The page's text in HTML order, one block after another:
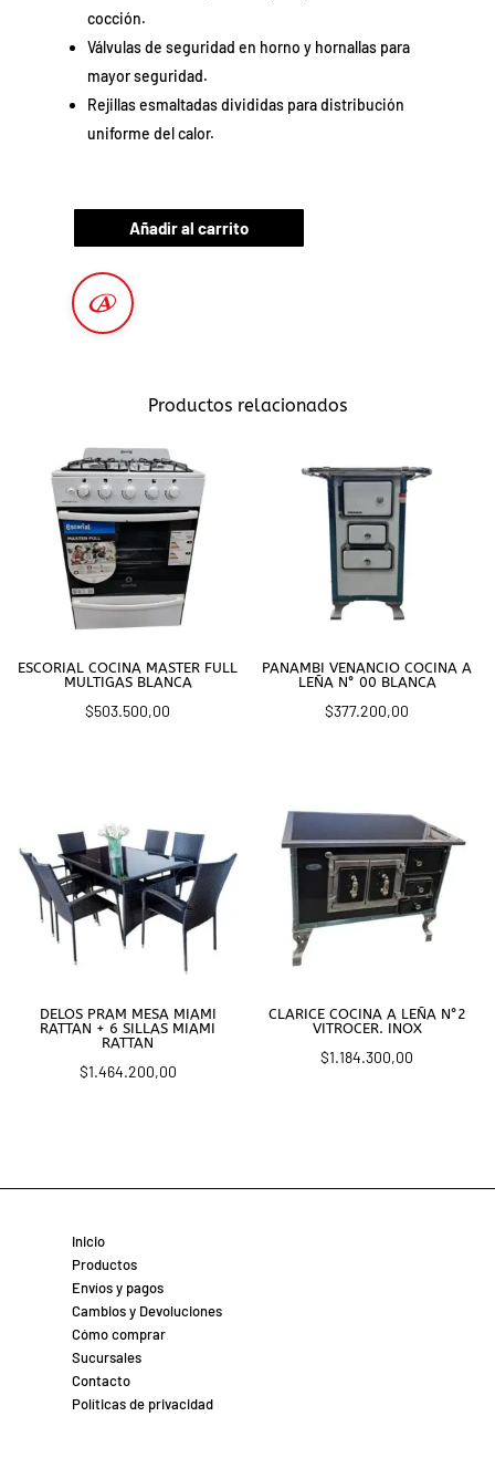
cocción.
Válvulas de seguridad en horno y hornallas para
mayor seguridad.
Rejillas esmaltadas divididas para distribución
uniforme del calor.
Añadir al carrito
Productos relacionados
ESCORIAL COCINA MASTER FULL
MULTIGAS BLANCA
$503.500,00
PANAMBI VENANCIO COCINA A
LEÑA N° 00 BLANCA
$377.200,00
DELOS PRAM MESA MIAMI
RATTAN + 6 SILLAS MIAMI
RATTAN
$1.464.200,00
CLARICE COCINA A LEÑA N°2
VITROCER. INOX
$1.184.300,00
Inicio
Productos
Envíos y pagos
Cambios y Devoluciones
Cómo comprar
Sucursales
Contacto
Políticas de privacidad